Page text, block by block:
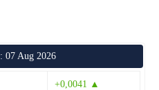
07 Aug 2026
+0,0041 ▲